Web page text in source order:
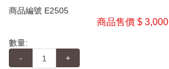
商品編號 E2505
商品售價 $ 3,000
數量:
-
+